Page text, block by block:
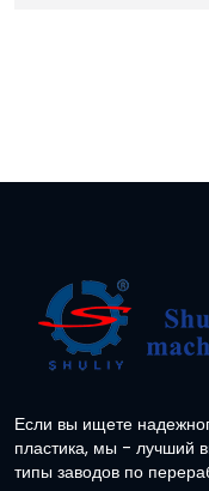
Если вы ищете
пластика, мы - лучший
типы заводов по